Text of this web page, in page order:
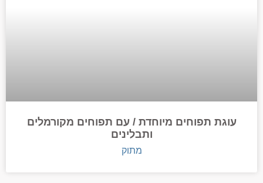
עוגת תפוחים מיוחדת / עם תפוחים מקורמלים
ותבלינים
מתוק